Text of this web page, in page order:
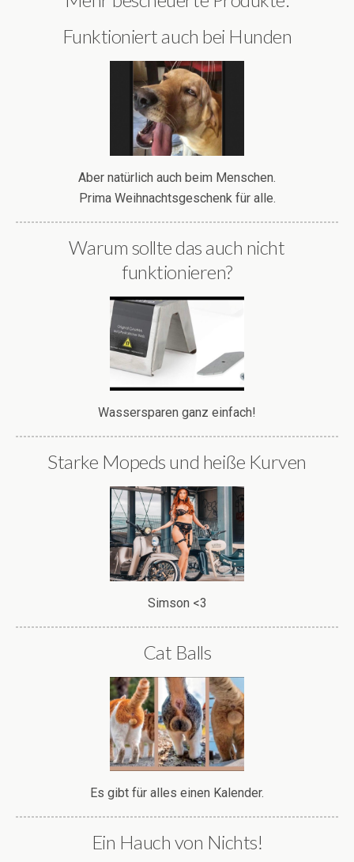
Funktioniert auch bei Hunden
Aber natürlich auch beim Menschen.
Prima Weihnachtsgeschenk für alle.
Warum sollte das auch nicht
funktionieren?
Wassersparen ganz einfach!
Starke Mopeds und heiße Kurven
Simson <3
Cat Balls
Es gibt für alles einen Kalender.
Ein Hauch von Nichts!